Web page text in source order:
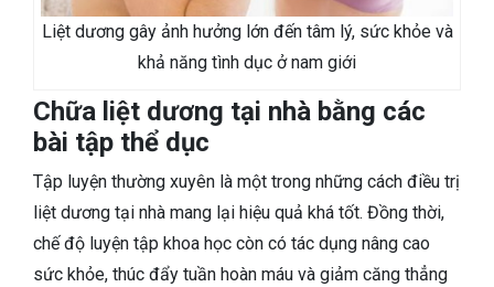
Liệt dương gây ảnh hưởng lớn đến tâm lý, sức khỏe và
khả năng tình dục ở nam giới
Chữa liệt dương tại nhà bằng các
bài tập thể dục
Tập luyện thường xuyên là một trong những cách điều trị
liệt dương tại nhà mang lại hiệu quả khá tốt. Đồng thời,
chế độ luyện tập khoa học còn có tác dụng nâng cao
sức khỏe, thúc đẩy tuần hoàn máu và giảm căng thẳng